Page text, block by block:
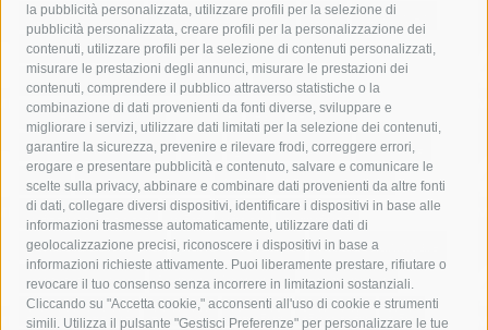
la pubblicità personalizzata, utilizzare profili per la selezione di
pubblicità personalizzata, creare profili per la personalizzazione dei
contenuti, utilizzare profili per la selezione di contenuti personalizzati,
misurare le prestazioni degli annunci, misurare le prestazioni dei
contenuti, comprendere il pubblico attraverso statistiche o la
combinazione di dati provenienti da fonti diverse, sviluppare e
migliorare i servizi, utilizzare dati limitati per la selezione dei contenuti,
garantire la sicurezza, prevenire e rilevare frodi, correggere errori,
erogare e presentare pubblicità e contenuto, salvare e comunicare le
scelte sulla privacy, abbinare e combinare dati provenienti da altre fonti
di dati, collegare diversi dispositivi, identificare i dispositivi in base alle
informazioni trasmesse automaticamente, utilizzare dati di
geolocalizzazione precisi, riconoscere i dispositivi in base a
informazioni richieste attivamente. Puoi liberamente prestare, rifiutare o
revocare il tuo consenso senza incorrere in limitazioni sostanziali.
Cliccando su "Accetta cookie," acconsenti all'uso di cookie e strumenti
simili. Utilizza il pulsante "Gestisci Preferenze" per personalizzare le tue
Asl Napoli 3 sud
capitaneria di porto capri
carabinieri
castellammare di stabia
circumvesuviana
comune di sorrento
concerto
contagi
costiera amalfitana
covid-19 eav
elezioni
fondazione sorrento
gori guardia costiera
incidente
lavori
lorenzo balducelli mare
massa lubrense
massimo coppola
Meta napoli
ordinanza
penisola sorrentina
piano di sorrento
polizia municipale
protezione civile
Regione Campania
sant'agnello
sindaco cuomo
sorrento studenti temporali treni